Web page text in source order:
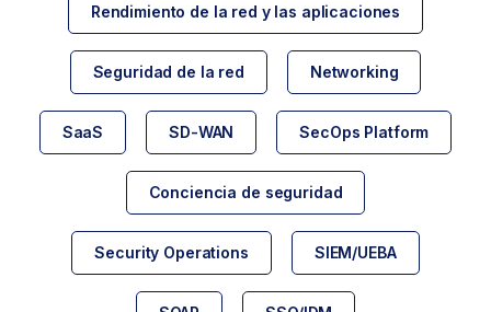
Rendimiento de la red y las aplicaciones
Seguridad de la red Networking
SaaS SD-WAN SecOps Platform
Conciencia de seguridad
Security Operations SIEM/UEBA